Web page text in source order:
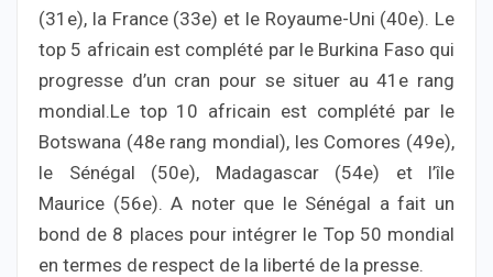
(31e), la France (33e) et le Royaume-Uni (40e). Le
top 5 africain est complété par le Burkina Faso qui
progresse d’un cran pour se situer au 41e rang
mondial.Le top 10 africain est complété par le
Botswana (48e rang mondial), les Comores (49e),
le Sénégal (50e), Madagascar (54e) et l’île
Maurice (56e). A noter que le Sénégal a fait un
bond de 8 places pour intégrer le Top 50 mondial
en termes de respect de la liberté de la presse.